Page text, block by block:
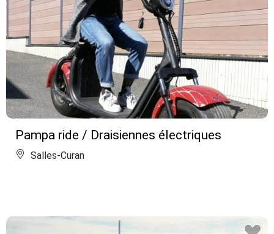
Pampa ride / Draisiennes électriques
Salles-Curan